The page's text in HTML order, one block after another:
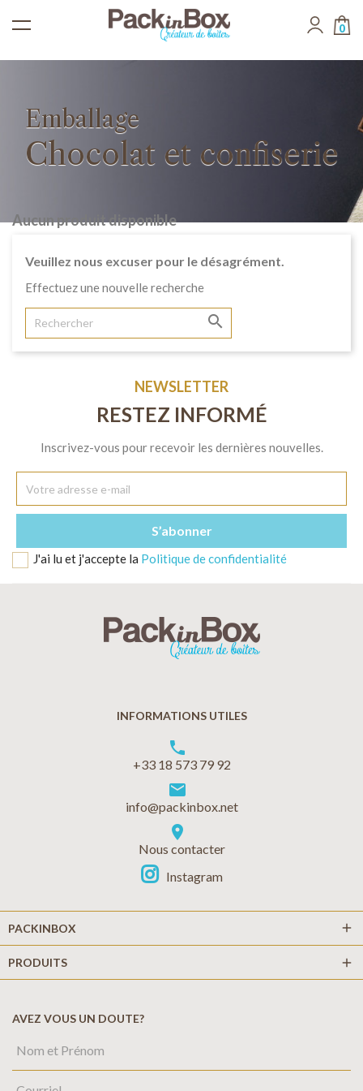
0
Emballage
Chocolat et confiserie
Aucun produit disponible
Veuillez nous excuser pour le désagrément.
Effectuez une nouvelle recherche

NEWSLETTER
RESTEZ INFORMÉ
Inscrivez-vous pour recevoir les dernières nouvelles.
J'ai lu et j'accepte la Politique de confidentialité
INFORMATIONS UTILES
phone
+33 18 573 79 92
markunread
info@packinbox.net
location_on
Nous contacter
Instagram
PACKINBOX add
PRODUITS add
AVEZ VOUS UN DOUTE?